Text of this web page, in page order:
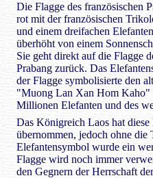
Die Flagge des französischen
rot mit der französischen
und einem dreifachen
überhöht von einem
Sie geht direkt auf die Flagge
Prabang zurück. Das
der Flagge symbolisierte den
"Muong Lan Xan Hom
Millionen Elefanten und des
Das Königreich Laos hat diese
übernommen, jedoch ohne die
Elefantensymbol wurde ein
Flagge wird noch immer
den Gegnern der Herrschaft